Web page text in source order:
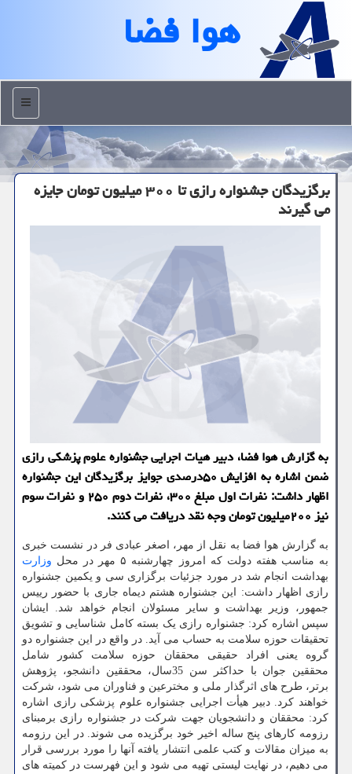
هوا فضا
منو
برگزیدگان جشنواره رازی تا ۳۰۰ میلیون تومان جایزه
می گیرند
به گزارش هوا فضا، دبیر هیات اجرایی جشنواره علوم پزشکی رازی
ضمن اشاره به افزایش ۵۰درصدی جوایز برگزیدگان این جشنواره
اظهار داشت: نفرات اول مبلغ ۳۰۰، نفرات دوم ۲۵۰ و نفرات سوم
نیز ۲۰۰میلیون تومان وجه نقد دریافت می کنند.
به گزارش هوا فضا به نقل از مهر، اصغر عبادی فر در نشست خبری
به مناسب هفته دولت که امروز چهارشنبه ۵ مهر در محل
وزارت
بهداشت انجام شد در مورد جزئیات برگزاری سی و یکمین جشنواره
رازی اظهار داشت: این جشنواره هشتم دیماه جاری با حضور رییس
جمهور، وزیر بهداشت و سایر مسئولان انجام خواهد شد. ایشان
سپس اشاره کرد: جشنواره رازی یک بسته کامل شناسایی و تشویق
تحقیقات حوزه سلامت به حساب می آید. در واقع در این جشنواره دو
گروه یعنی افراد حقیقی محققان حوزه سلامت کشور شامل
محققین جوان با حداکثر سن 35سال، محققین دانشجو، پژوهش
برتر، طرح های اثرگذار ملی و مخترعین و فناوران می شود، شرکت
خواهند کرد. دبیر هیأت اجرایی جشنواره علوم پزشکی رازی اشاره
کرد: محققان و دانشجویان جهت شرکت در جشنواره رازی برمبنای
رزومه کارهای پنج ساله اخیر خود برگزیده می شوند. در این رزومه
به میزان مقالات و کتب علمی انتشار یافته آنها را مورد بررسی قرار
می دهیم، در نهایت لیستی تهیه می شود و این فهرست در کمیته های